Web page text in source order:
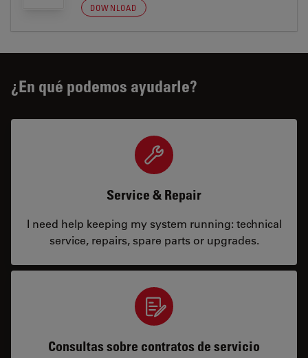
DOWNLOAD
¿En qué podemos ayudarle?
Service & Repair
I need help keeping my system running: technical
service, repairs, spare parts or upgrades.
Consultas sobre contratos de servicio